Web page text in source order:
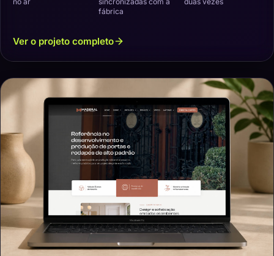
fábrica
Ver o projeto completo